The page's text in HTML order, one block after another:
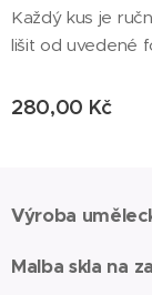
Každý kus je
lišit od uvedené
280,00 Kč
Výroba
Malba skla na